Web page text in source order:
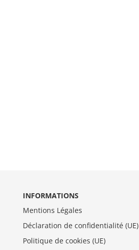
INFORMATIONS
Mentions Légales
Déclaration de confidentialité (UE)
Politique de cookies (UE)